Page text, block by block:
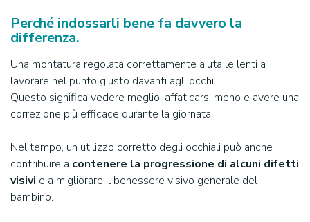
Perché indossarli bene fa davvero la
differenza.
Una montatura regolata correttamente aiuta le lenti a
lavorare nel punto giusto davanti agli occhi.
Questo significa vedere meglio, affaticarsi meno e avere una
correzione più efficace durante la giornata.
Nel tempo, un utilizzo corretto degli occhiali può anche
contribuire a contenere la progressione di alcuni difetti
visivi e a migliorare il benessere visivo generale del
bambino.